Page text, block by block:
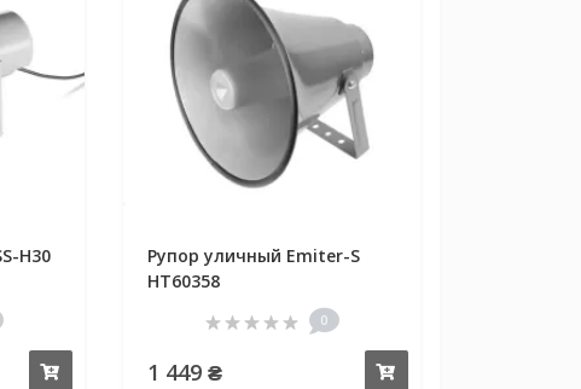
H30
Рупор уличный Emiter-S
HT60358
0
1 449 ₴